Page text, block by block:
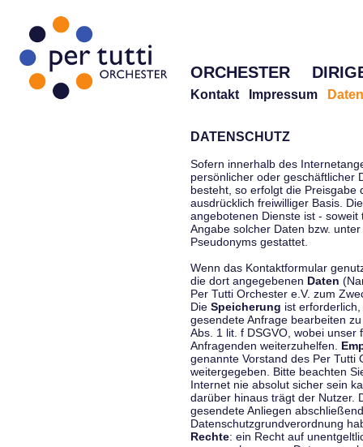
ORCHESTER
Kontakt Impressum
DATENSCHUTZ
Sofern innerhalb des
persönlicher oder geschäftlicher
besteht, so erfolgt die Preisgabe
ausdrücklich freiwilliger Basis.
angebotenen Dienste ist -
Angabe solcher Daten bzw.
Pseudonyms gestattet.
Wenn das Kontaktformular
die dort angegebenen Daten
Per Tutti Orchester e.V. zum
Die Speicherung ist
gesendete Anfrage bearbeiten
Abs. 1 lit. f DSGVO, wobei
Anfragenden weiterzuhelfen.
genannte Vorstand des Per Tutti
weitergegeben. Bitte beachten
Internet nie absolut sicher sein
darüber hinaus trägt der Nutzer.
gesendete Anliegen
Datenschutzgrundverordnung
Rechte: ein Recht auf